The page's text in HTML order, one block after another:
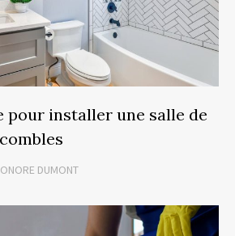
pour installer une salle de
DUMONT